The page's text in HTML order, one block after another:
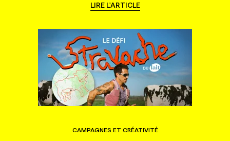
LIRE L'ARTICLE
CAMPAGNES ET CRÉATIVITÉ